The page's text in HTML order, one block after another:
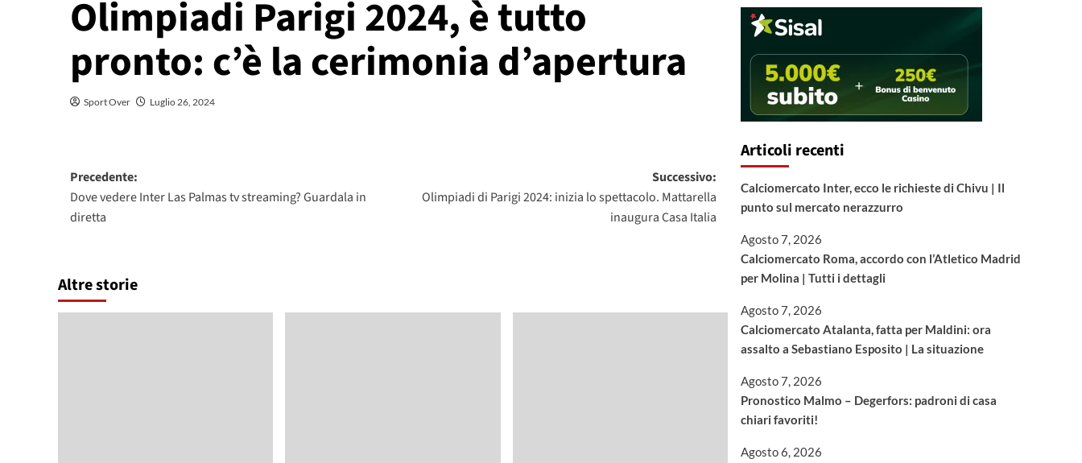
Olimpiadi Parigi 2024, è tutto
pronto: c’è la cerimonia d’apertura
Sport Over Luglio 26, 2024
Navigazione
articolo
Precedente:
Dove vedere Inter Las Palmas tv streaming? Guardala in
diretta
Successivo:
Olimpiadi di Parigi 2024: inizia lo spettacolo. Mattarella
inaugura Casa Italia
Altre storie
Articoli recenti
Calciomercato Inter, ecco le richieste di Chivu | Il
punto sul mercato nerazzurro
Agosto 7, 2026
Calciomercato Roma, accordo con l’Atletico Madrid
per Molina | Tutti i dettagli
Agosto 7, 2026
Calciomercato Atalanta, fatta per Maldini: ora
assalto a Sebastiano Esposito | La situazione
Agosto 7, 2026
Pronostico Malmo – Degerfors: padroni di casa
chiari favoriti!
Agosto 6, 2026